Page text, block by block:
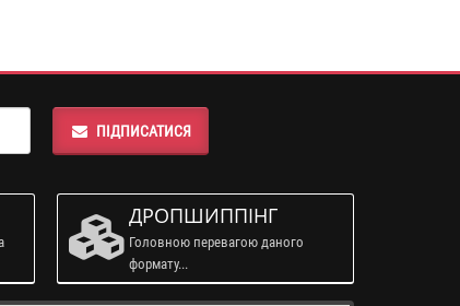
ПІДПИСАТИСЯ
ДРОПШИППІНГ
Головною перевагою даного
формату...